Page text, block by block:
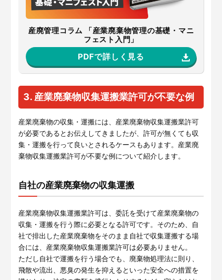
産廃管理コラム 「産業廃棄物管理の基礎・マニ
フェスト入門」
PDFで詳しく見る
3. 産業廃棄物収集運搬業許可が不要な例
産業廃棄物の収集・運搬には、産業廃棄物収集運搬業許可
が必要であるとお伝えしてきましたが、許可が無くても収
集・運搬を行って良いとされるケースもあります。産業廃
棄物収集運搬業許可が不要な例について紹介します。
自社の産業廃棄物の収集運搬
産業廃棄物収集運搬業許可は、委託を受けて産業廃棄物の
収集・運搬を行う際に必要となる許可です。そのため、自
社で排出した産業廃棄物をそのまま自社で収集運搬する場
合には、産業廃棄物収集運搬業許可は必要ありません。
ただし自社で運搬を行う場合でも、廃棄物処理法に則り、
飛散や流出、悪臭の発生を抑えるといった安全への措置を
PDFで詳しく見る